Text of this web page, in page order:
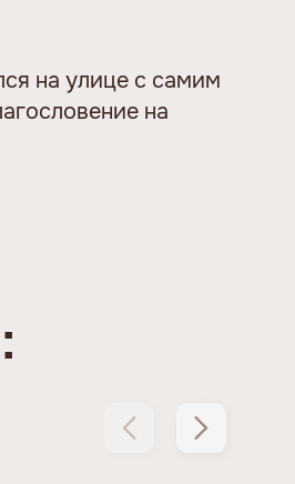
на улице с самим
на